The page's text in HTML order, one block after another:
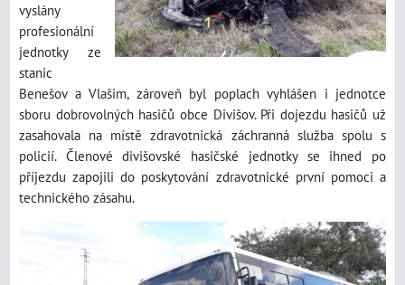
vyslány
profesionální
jednotky ze
stanic
Benešov a Vlašim, zároveň byl poplach vyhlášen i jednotce
sboru dobrovolných hasičů obce Divišov. Při dojezdu hasičů už
zasahovala na místě zdravotnická záchranná služba spolu s
policií. Členové divišovské hasičské jednotky se ihned po
příjezdu zapojili do poskytování zdravotnické první pomoci a
technického zásahu.